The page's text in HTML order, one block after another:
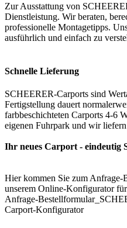
Zur Ausstattung von
Dienstleistung. Wir beraten,
professionelle Montagetipps.
ausführlich und einfach zu
Schnelle Lieferung
SCHEERER-Carports sind
Fertigstellung dauert
farbbeschichteten Carports 4-6
eigenen Fuhrpark und wir
Ihr neues Carport - eindeutig
Hier kommen Sie zum Anfrage-
unserem Online-Konfigurator
Anfrage-
Carport-Konfigurator